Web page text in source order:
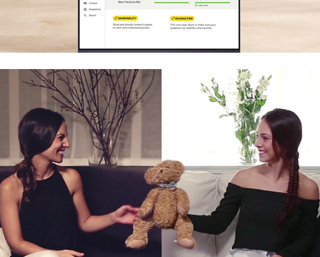
Quirón Salud